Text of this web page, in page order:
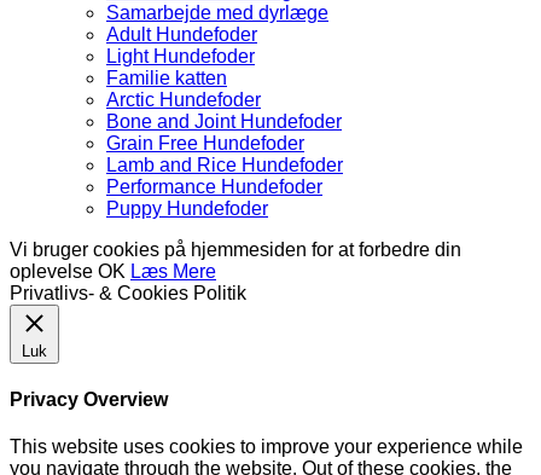
Samarbejde med dyrlæge
Adult Hundefoder
Light Hundefoder
Familie katten
Arctic Hundefoder
Bone and Joint Hundefoder
Grain Free Hundefoder
Lamb and Rice Hundefoder
Performance Hundefoder
Puppy Hundefoder
Vi bruger cookies på hjemmesiden for at forbedre din
oplevelse OK Læs Mere
Privatlivs- & Cookies Politik
Luk
Privacy Overview
This website uses cookies to improve your experience while
you navigate through the website. Out of these cookies, the